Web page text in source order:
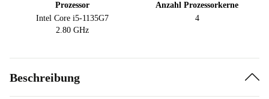
Prozessor
Intel Core i5-1135G7
2.80 GHz
Anzahl Prozessorkerne
4
Beschreibung